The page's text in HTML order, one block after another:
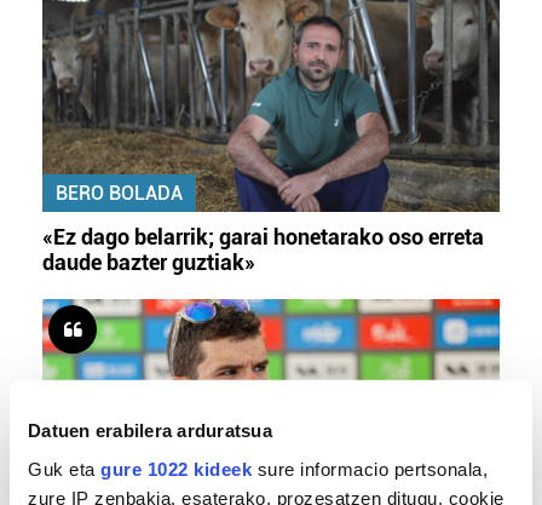
Datuen erabilera arduratsua
Guk eta gure 1022 kideek sure informacio pertsonala,
zure IP zenbakia, esaterako, prozesatzen ditugu, cookie
BERO BOLADA
«Ez dago belarrik; garai honetarako oso erreta
daude bazter guztiak»